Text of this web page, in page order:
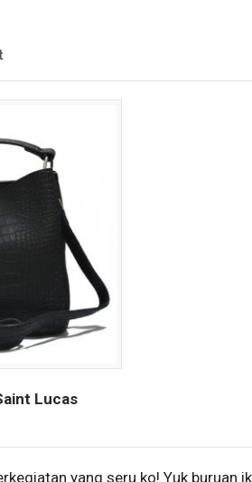
Lucas
yang seru ko! Yuk buruan